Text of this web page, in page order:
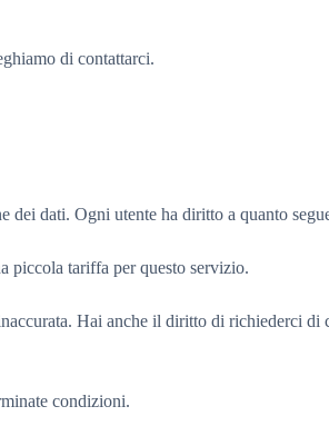
di contattarci.
dei dati. Ogni utente ha diritto a quanto
piccola tariffa per questo servizio.
Hai anche il diritto di richiederci di
condizioni.